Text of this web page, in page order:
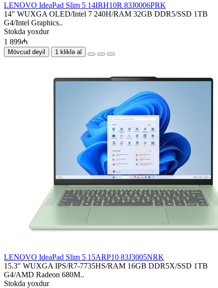
LENOVO IdeaPad Slim 5 14IRH10R 83J0006PRK
14" WUXGA OLED/Intel 7 240H/RAM 32GB DDR5/SSD 1TB
G4/Intel Graphics..
Stokda yoxdur
1 899₼
Mövcud deyil 1 kliklə al
LENOVO IdeaPad Slim 5 15ARP10 83J3005NRK
15.3" WUXGA IPS/R7-7735HS/RAM 16GB DDR5X/SSD 1TB
G4/AMD Radeon 680M..
Stokda yoxdur